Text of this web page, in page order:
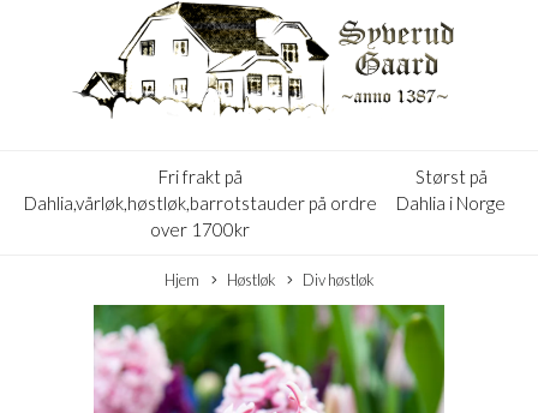
Fri frakt på
Dahlia,vårløk,høstløk,barrotstauder på ordre
over 1700kr
Størst på
Dahlia i Norge
Hjem Høstløk Div høstløk